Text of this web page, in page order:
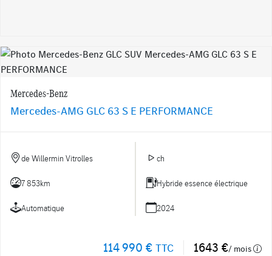
Mercedes-Benz
Mercedes-AMG GLC 63 S E PERFORMANCE
de Willermin Vitrolles ch
7 853km Hybride essence électrique
Automatique 2024
114 990 € TTC 1643 €/ mois